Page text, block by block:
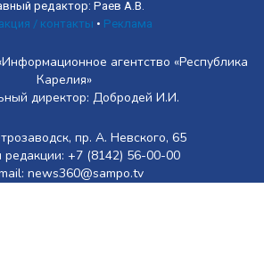
редактор: Раев А.В.
/ контакты • Реклама
агентство «Республика
Карелия»
директор: Добродей И.И.
пр. А. Невского, 65
+7 (8142) 56-00-00
news360@sampo.tv